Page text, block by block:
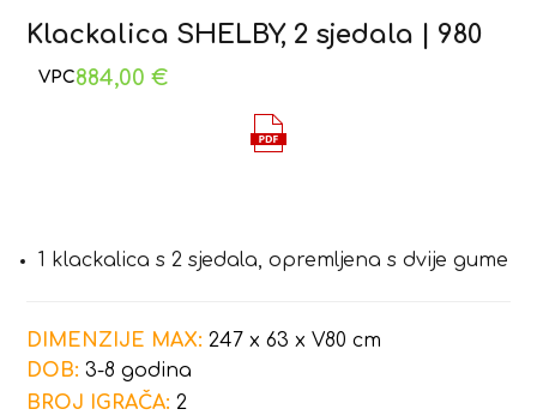
Klackalica SHELBY, 2 sjedala | 980
884,00€
1 klackalica s 2 sjedala, opremljena s dvije gume
DIMENZIJE MAX: 247 x 63 x V80 cm
DOB: 3-8 godina
BROJ IGRAČA: 2